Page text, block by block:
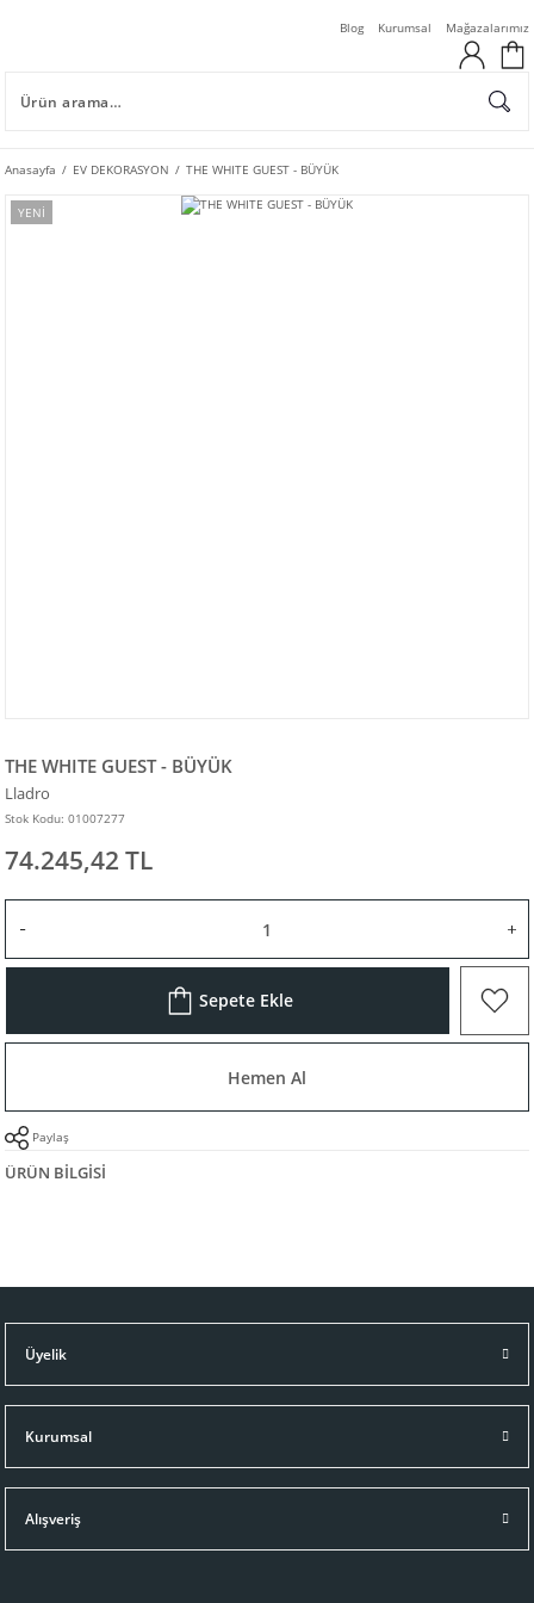
Blog Kurumsal Mağazalarımız
Anasayfa EV DEKORASYON THE WHITE GUEST - BÜYÜK
YENİ
THE WHITE GUEST - BÜYÜK
Lladro
Stok Kodu: 01007277
74.245,42 TL
Sepete Ekle
Hemen Al
Paylaş
ÜRÜN BILGISI
Üyelik
Kurumsal
Alışveriş